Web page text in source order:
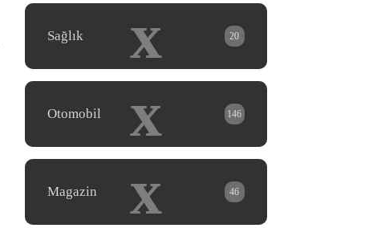
x
Sağlık 20
x
Otomobil 146
x
Magazin 46